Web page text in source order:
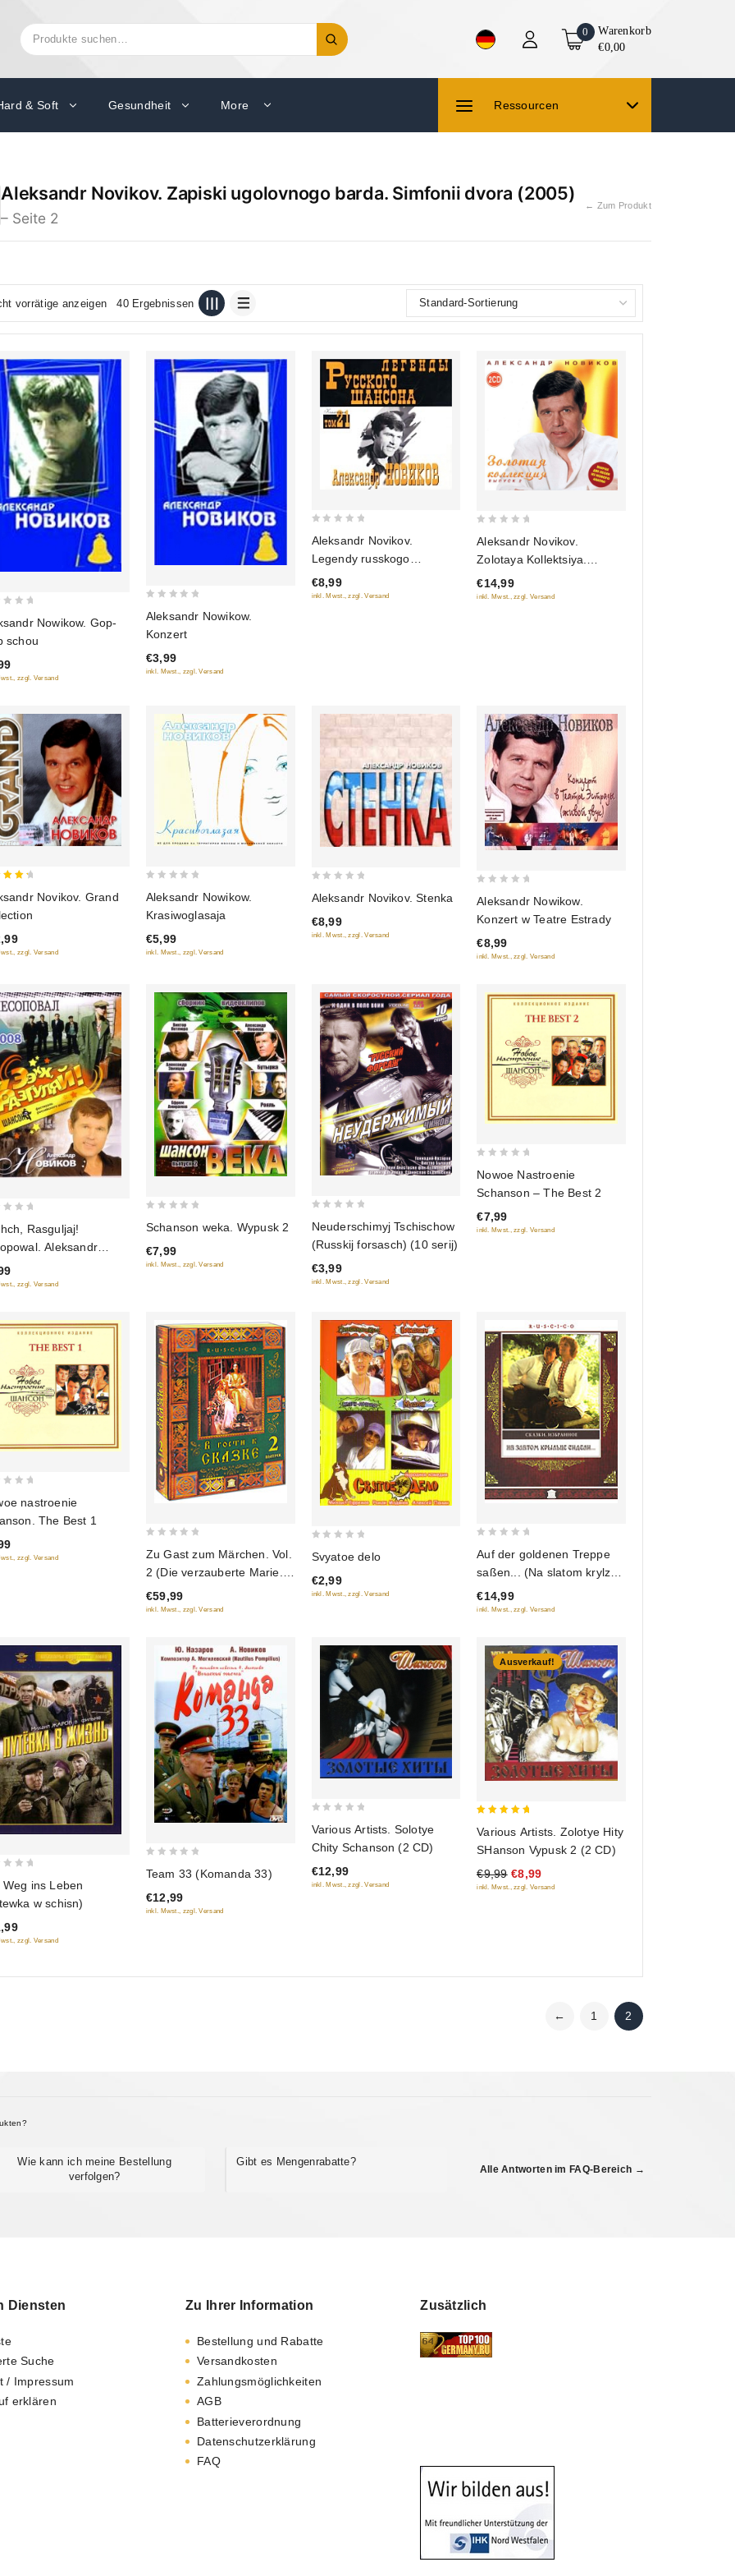
Suchen
nach:
0
Warenkorb
€0,00
& Soft Gesundheit More Ressourcen
Aleksandr Novikov. Zapiski ugolovnogo barda. Simfonii dvora (2005)
– Seite 2
← Zum Produkt
vorrätige anzeigen 40 Ergebnissen
Nowikow. Gop-
schou
zzgl. Versand
of
5
Aleksandr Nowikow.
Konzert
€3,99
inkl. Mwst., zzgl. Versand
of
5
Aleksandr Novikov.
Legendy russkogo
shansona. Tom 21
€8,99
inkl. Mwst., zzgl. Versand
of
5
Aleksandr Novikov.
Zolotaya Kollektsiya.
Vypusk 2 (2 CD)
€14,99
inkl. Mwst., zzgl. Versand
Novikov. Grand
zzgl. Versand
of
5
Aleksandr Nowikow.
Krasiwoglasaja
€5,99
inkl. Mwst., zzgl. Versand
of
5
Aleksandr Novikov. Stenka
€8,99
inkl. Mwst., zzgl. Versand
of
5
Aleksandr Nowikow.
Konzert w Teatre Estrady
€8,99
inkl. Mwst., zzgl. Versand
Rasguljaj!
Aleksandr
zzgl. Versand
of
5
Schanson weka. Wypusk 2
€7,99
inkl. Mwst., zzgl. Versand
of
5
Neuderschimyj Tschischow
(Russkij forsasch) (10 serij)
€3,99
inkl. Mwst., zzgl. Versand
of
5
Nowoe Nastroenie
Schanson – The Best 2
€7,99
inkl. Mwst., zzgl. Versand
nastroenie
The Best 1
zzgl. Versand
of
5
Zu Gast zum Märchen. Vol.
2 (Die verzauberte Marie.
Auf der goldenen Treppe
saßen... Die traurige Nixe.
Erbse. Herbstglocken)
(RUSCICO) (5 DVD)
€59,99
inkl. Mwst., zzgl. Versand
out
of
5
Svyatoe delo
€2,99
inkl. Mwst., zzgl. Versand
of
5
Auf der goldenen Treppe
saßen... (Na slatom krylze
sideli) (RUSCICO)
€14,99
inkl. Mwst., zzgl. Versand
Weg ins Leben
w schisn)
zzgl. Versand
of
5
Team 33 (Komanda 33)
€12,99
inkl. Mwst., zzgl. Versand
of
5
Various Artists. Solotye
Chity Schanson (2 CD)
€12,99
inkl. Mwst., zzgl. Versand
Ausverkauf!
Various Artists. Zolotye Hity
SHanson Vypusk 2 (2 CD)
€9,99 €8,99
inkl. Mwst., zzgl. Versand
← 1 2
Wie kann ich meine Bestellung
verfolgen?
Gibt es Mengenrabatte?
Alle Antworten im FAQ-Bereich →
Diensten
Suche
/ Impressum
erklären
Zu Ihrer Information
Bestellung und Rabatte
Versandkosten
Zahlungsmöglichkeiten
AGB
Batterieverordnung
Datenschutzerklärung
FAQ
Zusätzlich